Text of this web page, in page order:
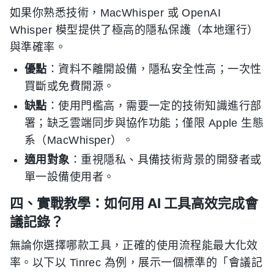
如果你熟悉技術，MacWhisper 或 OpenAI
Whisper 模型提供了極高的隱私保護（本地運行）
與準確率。
優點 ：資料不離開設備，隱私安全性高；一次性
買斷或免費開源。
缺點 ：使用門檻高，需要一定的技術知識進行部
署；缺乏雲端同步與協作功能；僅限 Apple 生態
系（MacWhisper）。
適用對象 ：重視隱私、具備技術背景的開發者或
單一設備使用者。
四、實戰教學：如何用 AI 工具高效完成會
議記錄？
無論你選擇哪款工具，正確的使用流程能最大化效
率。以下以 Tinrec 為例，展示一個標準的「會議記